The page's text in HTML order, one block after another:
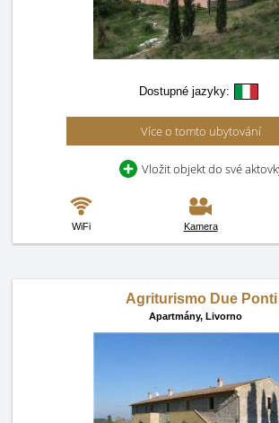
Dostupné jazyky:
Více o tomto ubytování
Vložit objekt do své
WiFi Kamera
Agriturismo Due Ponti
Apartmány, Livorno